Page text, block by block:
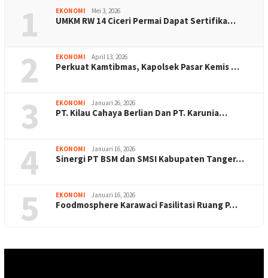
1 EKONOMI Mei 3, 2026
UMKM RW 14 Ciceri Permai Dapat Sertifika…
2 EKONOMI April 13, 2026
Perkuat Kamtibmas, Kapolsek Pasar Kemis …
3 EKONOMI Januari 26, 2026
PT. Kilau Cahaya Berlian Dan PT. Karunia…
4 EKONOMI Januari 16, 2026
Sinergi PT BSM dan SMSI Kabupaten Tanger…
5 EKONOMI Januari 16, 2026
Foodmosphere Karawaci Fasilitasi Ruang P…